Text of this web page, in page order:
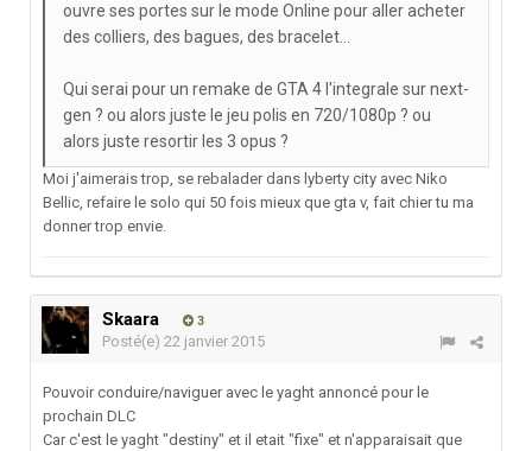
ouvre ses portes sur le mode Online pour aller acheter
des colliers, des bagues, des bracelet...
Qui serai pour un remake de GTA 4 l'integrale sur next-
gen ? ou alors juste le jeu polis en 720/1080p ? ou
alors juste resortir les 3 opus ?
Moi j'aimerais trop, se rebalader dans lyberty city avec Niko
Bellic, refaire le solo qui 50 fois mieux que gta v, fait chier tu ma
donner trop envie.
Skaara 3
Posté(e) 22 janvier 2015
Pouvoir conduire/naviguer avec le yaght annoncé pour le
prochain DLC
Car c'est le yaght "destiny" et il etait "fixe" et n'apparaisait que